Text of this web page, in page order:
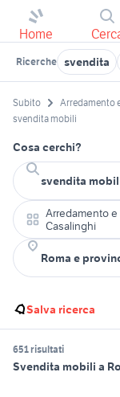
Home
Ricerche svendita
Subito Arredamento
svendita mobili
Cosa cerchi?
Arredamento e
Casalinghi
Salva ricerca
651 risultati
Svendita mobili a